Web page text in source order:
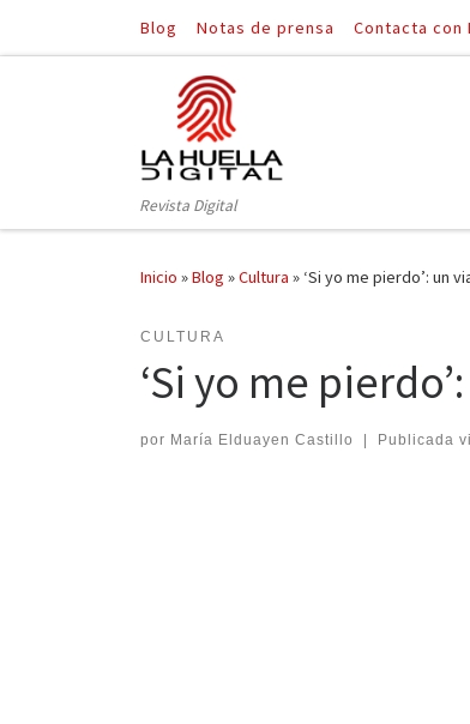
Saltar al contenido
Blog Notas de prensa Contacta con
Revista Digital
Inicio »Blog »Cultura » ‘Si yo me pierdo’: un
CULTURA
‘Si yo me
por María Elduayen Castillo Publicada